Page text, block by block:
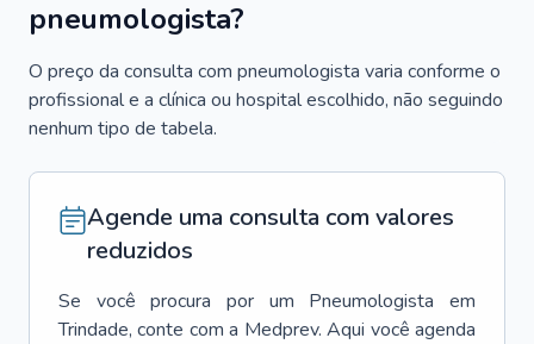
pneumologista?
O preço da consulta com pneumologista varia conforme o
profissional e a clínica ou hospital escolhido, não seguindo
nenhum tipo de tabela.
Agende uma consulta com valores
reduzidos
Se você procura por um Pneumologista
em
Trindade, conte com a Medprev. Aqui você agenda